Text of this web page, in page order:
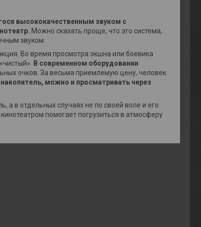
высококачественным звуком с
Можно сказать проще, что это система,
звуком.
Во время просмотра экшна или боевика
В современном оборудовании
очков. За весьма приемлемую цену, человек
можно и просматривать через
а в отдельных случаях не по своей воле и его
помогает погрузиться в атмосферу